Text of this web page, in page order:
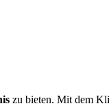
zu bieten. Mit dem